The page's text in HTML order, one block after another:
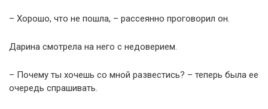
– Хорошо, что не пошла, – рассеянно проговорил он.
Дарина смотрела на него с недоверием.
– Почему ты хочешь со мной развестись? – теперь была ее
очередь спрашивать.